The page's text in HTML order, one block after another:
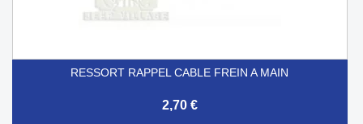
RESSORT RAPPEL CABLE FREIN A MAIN
2,70 €